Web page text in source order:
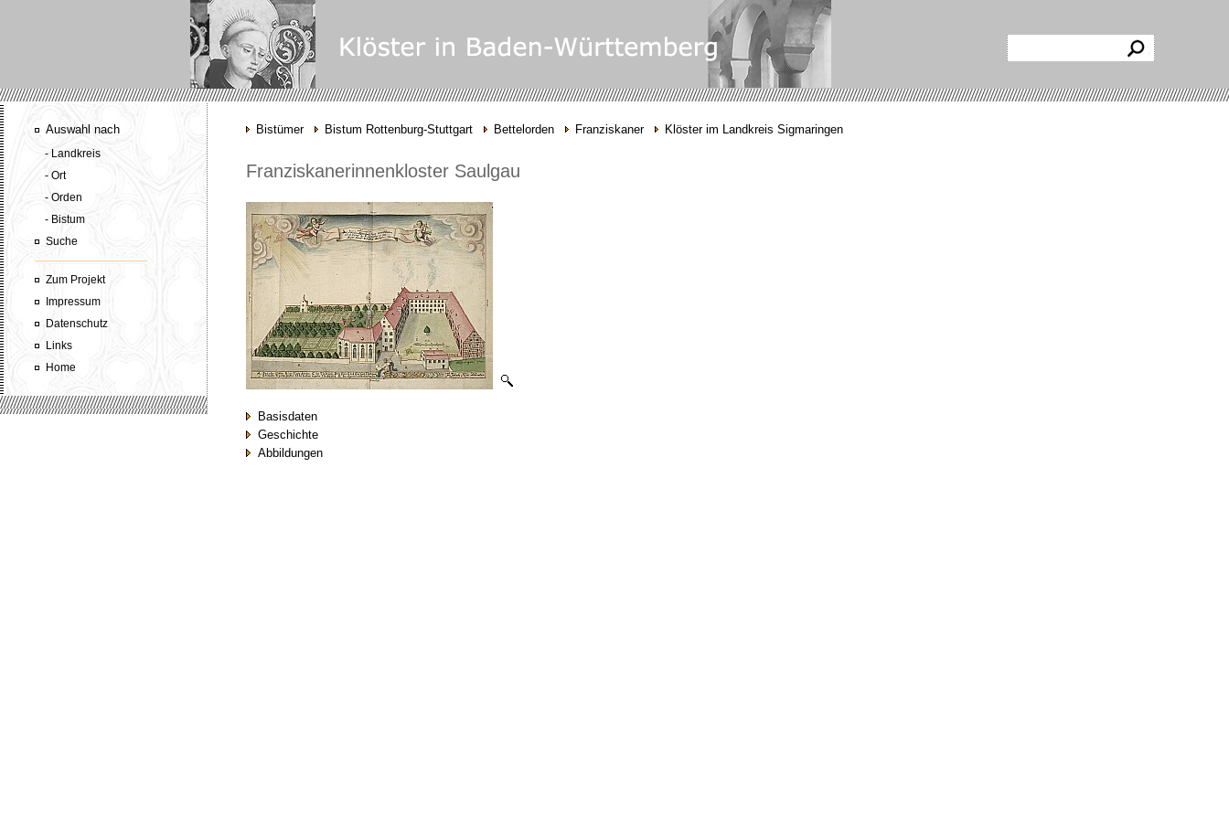
Auswahl nach
- Landkreis
- Ort
- Orden
- Bistum
Suche
Zum Projekt
Impressum
Datenschutz
Links
Home
Bistümer Bistum Rottenburg-Stuttgart Bettelorden Franziskaner Klöster im Landkreis Sigmaringen
Franziskanerinnenkloster Saulgau
Basisdaten
Geschichte
Abbildungen